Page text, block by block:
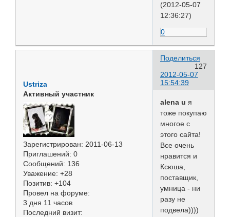
(2012-05-07
12:36:27)
0
Поделиться
127
2012-05-07
15:54:39
Ustriza
Активный участник
Зарегистрирован: 2011-06-13
Приглашений: 0
Сообщений: 136
Уважение: +28
Позитив: +104
Провел на форуме:
3 дня 11 часов
Последний визит:
alena u я
тоже покупаю
многое с
этого сайта!
Все очень
нравится и
Ксюша,
поставщик,
умница - ни
разу не
подвела))))